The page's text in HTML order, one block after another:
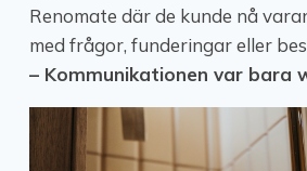
Renomate där de kunde nå
med frågor, funderingar eller
– Kommunikationen var bara